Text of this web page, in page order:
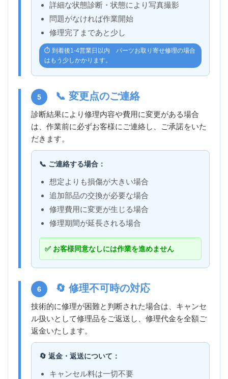
詳細な状態診断・状態により写真撮影
問題がなければ作業開始
修理完了まであと少し
⏱️ 到着後1-4営業日以内 パーツお取り寄せ修理の場合
はもう少しかかります。
5 📞 変更点のご連絡
診断結果により修理内容や費用に変更がある場合
は、作業前に必ずお客様にご連絡し、ご承諾をいた
だきます。
📞 ご連絡する場合：
想定よりも損傷が大きい場合
追加部品の交換が必要な場合
修理費用に変更が生じる場合
修理期間が延長される場合
✅ お客様同意なしには作業を進めません
6 🔄 修理不可時の対応
技術的に修理が困難と判断された場合は、キャンセ
ル扱いとして修理品をご返送し、修理代金を全額ご
返金いたします。
🔄 返金・返送について：
キャンセル料は一切不要